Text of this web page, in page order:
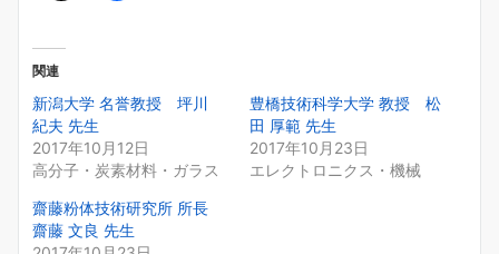
関連
新潟大学 名誉教授 坪川
紀夫 先生
2017年10月12日
高分子・炭素材料・ガラス
豊橋技術科学大学 教授 松
田 厚範 先生
2017年10月23日
エレクトロニクス・機械
齋藤粉体技術研究所 所長
齋藤 文良 先生